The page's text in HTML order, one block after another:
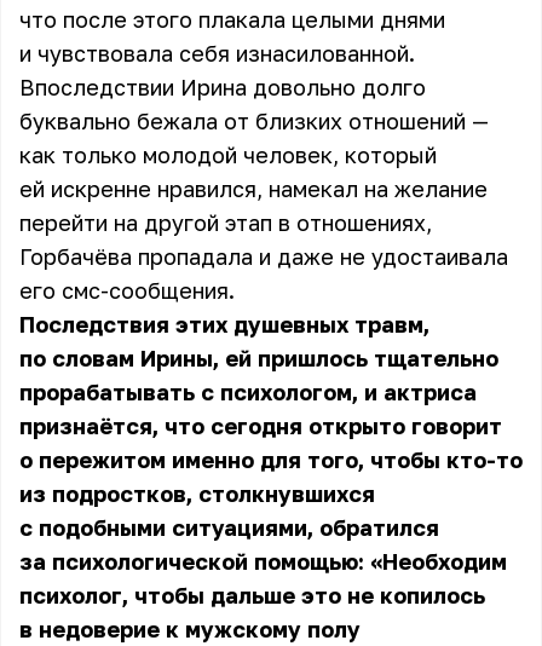
что после этого плакала целыми днями
и чувствовала себя изнасилованной.
Впоследствии Ирина довольно долго
буквально бежала от близких отношений —
как только молодой человек, который
ей искренне нравился, намекал на желание
перейти на другой этап в отношениях,
Горбачёва пропадала и даже не удостаивала
его смс-сообщения.
Последствия этих душевных травм,
по словам Ирины, ей пришлось тщательно
прорабатывать с психологом, и актриса
признаётся, что сегодня открыто говорит
о пережитом именно для того, чтобы кто-то
из подростков, столкнувшихся
с подобными ситуациями, обратился
за психологической помощью: «Необходим
психолог, чтобы дальше это не копилось
в недоверие к мужскому полу